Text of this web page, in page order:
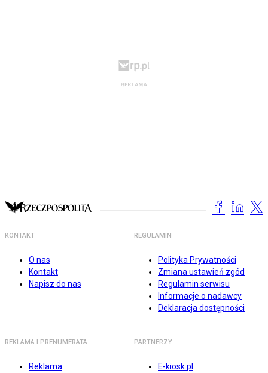
KONTAKT
O nas
Kontakt
Napisz do nas
REGULAMIN
Polityka Prywatności
Zmiana ustawień zgód
Regulamin serwisu
Informacje o nadawcy
Deklaracja dostępności
REKLAMA I PRENUMERATA
Reklama
PARTNERZY
E-kiosk.pl